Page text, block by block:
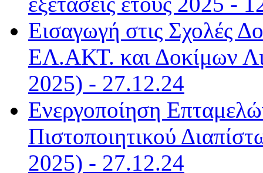
Εισαγωγή στις Σχολές
ΕΛ.ΑΚΤ. και Δοκίμων
2025) - 27.12.24
Ενεργοποίηση
Πιστοποιητικού
2025) - 27.12.24